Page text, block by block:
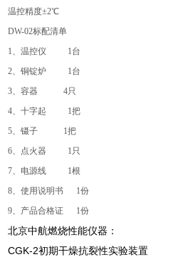
温控精度±2℃
DW-02标配清单
1、温控仪 1台
2、铜锭炉 1台
3、容器 4只
4、十字起 1把
5、镊子 1把
6、点火器 1只
7、电源线 1根
8、使用说明书 1份
9、产品合格证 1份
北京中航燃烧性能仪器：
CGK-2初期干燥抗裂性实验装置